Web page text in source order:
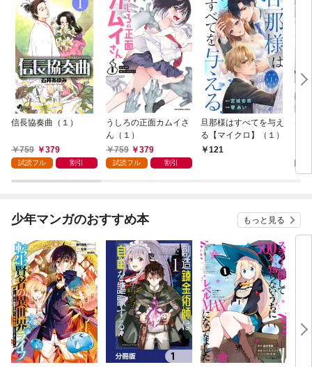
信長協奏曲（１）
759 379
試読フル 割引
うしろの正面カムイさ
ん（１）
759
379
試読フル 割引
旦那様はすべてを与え
る【マイクロ】（１）
121
は
少年マンガのおすすめ本 もっと見る